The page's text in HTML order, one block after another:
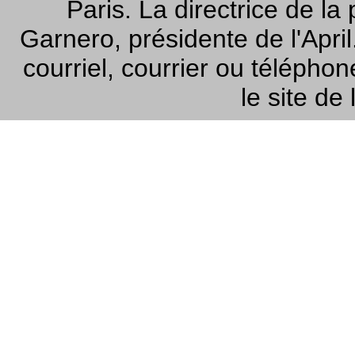
Paris. La directrice de la
Garnero, présidente de
courriel, courrier ou
le site de